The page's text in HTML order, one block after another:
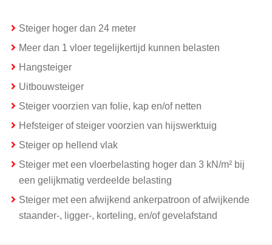
Steiger hoger dan 24 meter
Meer dan 1 vloer tegelijkertijd kunnen belasten
Hangsteiger
Uitbouwsteiger
Steiger voorzien van folie, kap en/of netten
Hefsteiger of steiger voorzien van hijswerktuig
Steiger op hellend vlak
Steiger met een vloerbelasting hoger dan 3 kN/m² bij
een gelijkmatig verdeelde belasting
Steiger met een afwijkend ankerpatroon of afwijkende
staander-, ligger-, korteling, en/of gevelafstand